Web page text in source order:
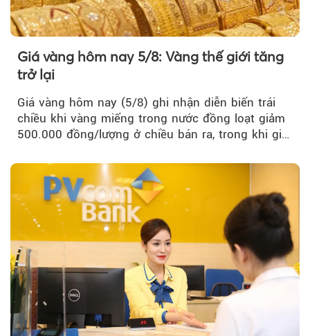
Giá vàng hôm nay 5/8: Vàng thế giới tăng
trở lại
Giá vàng hôm nay (5/8) ghi nhận diễn biến trái
chiều khi vàng miếng trong nước đồng loạt giảm
500.000 đồng/lượng ở chiều bán ra, trong khi giá
thương hiệu.